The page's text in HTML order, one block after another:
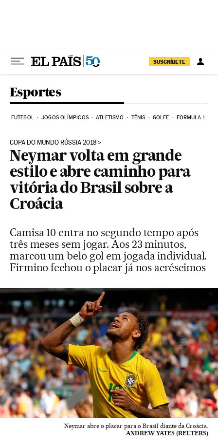
SUSCRÍBETE
Esportes
FUTEBOL JOGOS OLÍMPICOS ATLETISMO TÊNIS GOLFE FORMULA 1
COPA DO MUNDO RÚSSIA 2018
Neymar volta em grande
estilo e abre caminho para
vitória do Brasil sobre a
Croácia
Camisa 10 entra no segundo tempo após
três meses sem jogar. Aos 23 minutos,
marcou um belo gol em jogada individual.
Firmino fechou o placar já nos acréscimos
Neymar abre o placar para o Brasil diante da Croácia.
ANDREW YATES (REUTERS)